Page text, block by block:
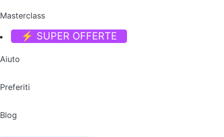
Masterclass
⚡ SUPER OFFERTE
Aiuto
Preferiti
Blog